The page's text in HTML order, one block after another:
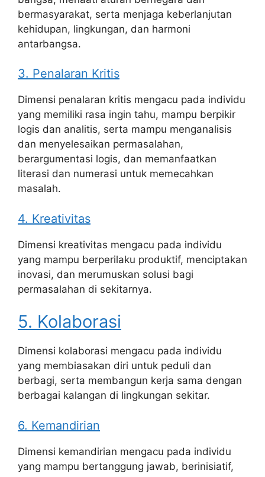
bermasyarakat, serta menjaga keberlanjutan
kehidupan, lingkungan, dan harmoni
antarbangsa.
3. Penalaran Kritis
Dimensi penalaran kritis mengacu pada individu
yang memiliki rasa ingin tahu, mampu berpikir
logis dan analitis, serta mampu menganalisis
dan menyelesaikan permasalahan,
berargumentasi logis, dan memanfaatkan
literasi dan numerasi untuk memecahkan
masalah.
4. Kreativitas
Dimensi kreativitas mengacu pada individu
yang mampu berperilaku produktif, menciptakan
inovasi, dan merumuskan solusi bagi
permasalahan di sekitarnya.
5. Kolaborasi
Dimensi kolaborasi mengacu pada individu
yang membiasakan diri untuk peduli dan
berbagi, serta membangun kerja sama dengan
berbagai kalangan di lingkungan sekitar.
6. Kemandirian
Dimensi kemandirian mengacu pada individu
yang mampu bertanggung jawab, berinisiatif,